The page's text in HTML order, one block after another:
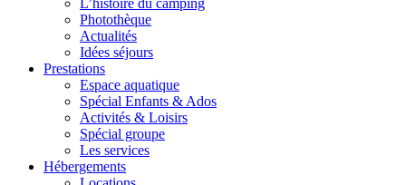
L’histoire du camping
Photothèque
Actualités
Idées séjours
Prestations
Espace aquatique
Spécial Enfants & Ados
Activités & Loisirs
Spécial groupe
Les services
Hébergements